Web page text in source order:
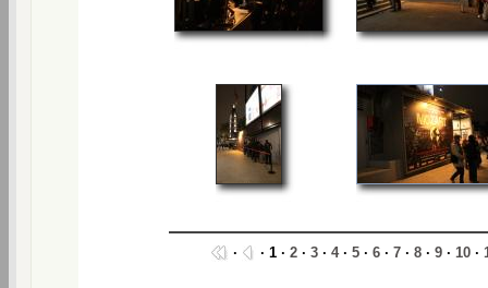
· · 1 · 2 · 3 · 4· 5 · 6 · 7 · 8 · 9 · 10 ·